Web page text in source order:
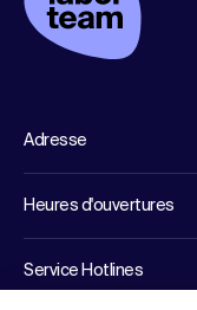
Adresse
Heures d'ouvertures
Service Hotlines